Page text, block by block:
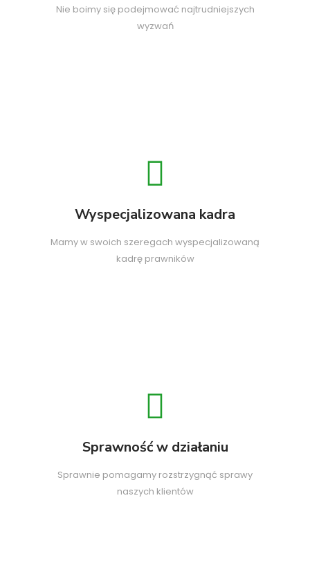
Nie boimy się podejmować najtrudniejszych
wyzwań
Wyspecjalizowana kadra
Mamy w swoich szeregach wyspecjalizowaną
kadrę prawników
Sprawność w działaniu
Sprawnie pomagamy rozstrzygnąć sprawy
naszych klientów